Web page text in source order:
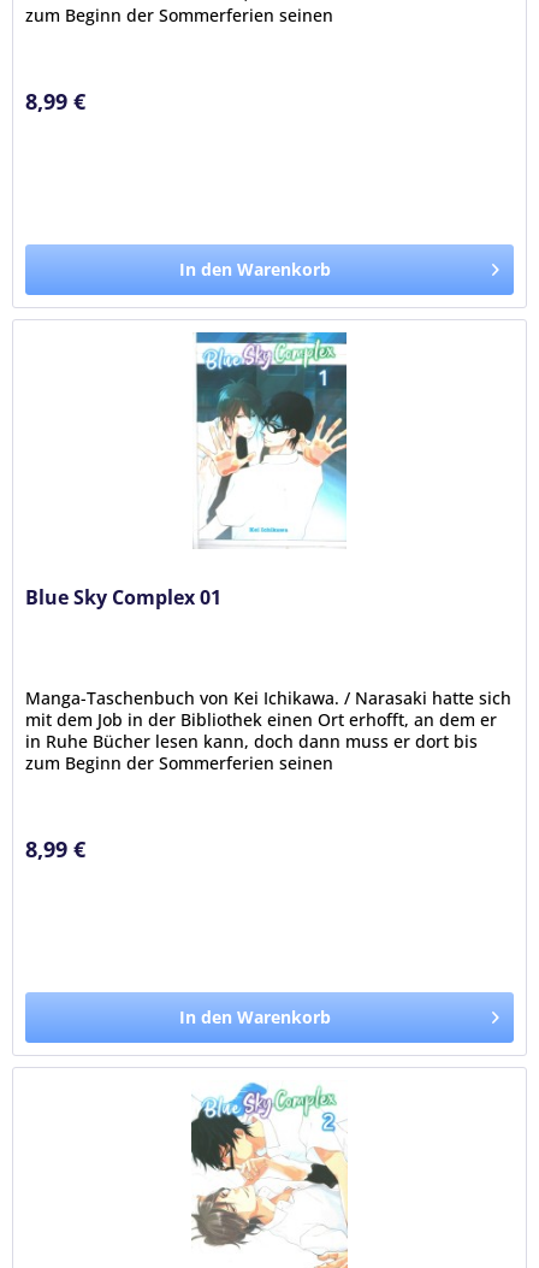
zum Beginn der Sommerferien seinen
8,99 €
In den Warenkorb
Blue Sky Complex 01
Manga-Taschenbuch von Kei Ichikawa. / Narasaki hatte sich
mit dem Job in der Bibliothek einen Ort erhofft, an dem er
in Ruhe Bücher lesen kann, doch dann muss er dort bis
zum Beginn der Sommerferien seinen
8,99 €
In den Warenkorb